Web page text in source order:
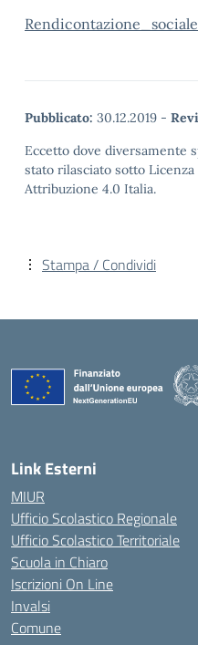
Pubblicato: 30.12.2019 -
Eccetto dove diversamente
stato rilasciato sotto
Attribuzione 4.0 Italia.
Stampa / Condividi
Link Esterni
MIUR
Ufficio Scolastico Regionale
Ufficio Scolastico Territoriale
Scuola in Chiaro
Iscrizioni On Line
Invalsi
Comune